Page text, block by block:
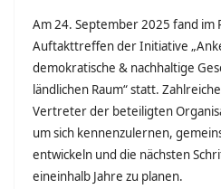
Am 24. September 2025 fand im
Auftakttreffen der Initiative
demokratische & nachhaltige
ländlichen Raum“ statt.
Vertreter der beteiligten
um sich kennenzulernen,
entwickeln und die nächsten
eineinhalb Jahre zu planen.